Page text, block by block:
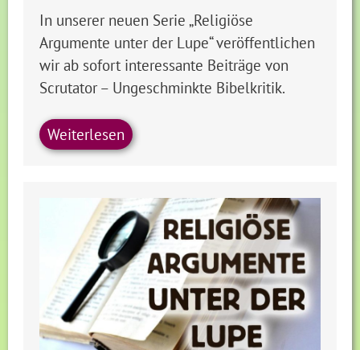
In unserer neuen Serie „Religiöse
Argumente unter der Lupe“ veröffentlichen
wir ab sofort interessante Beiträge von
Scrutator – Ungeschminkte Bibelkritik.
Weiterlesen